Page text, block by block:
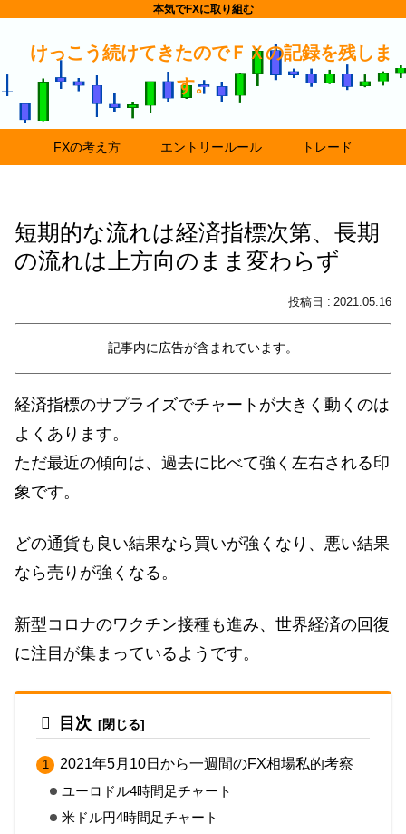
本気でFXに取り組む
けっこう続けてきたのでＦＸの記録を残しま
す。
FXの考え方 エントリールール トレード
短期的な流れは経済指標次第、長期
の流れは上方向のまま変わらず
2021.05.16
記事内に広告が含まれています。
経済指標のサプライズでチャートが大きく動くのは
よくあります。
ただ最近の傾向は、過去に比べて強く左右される印
象です。
どの通貨も良い結果なら買いが強くなり、悪い結果
なら売りが強くなる。
新型コロナのワクチン接種も進み、世界経済の回復
に注目が集まっているようです。
目次
2021年5月10日から一週間のFX相場私的考察
ユーロドル4時間足チャート
米ドル円4時間足チャート